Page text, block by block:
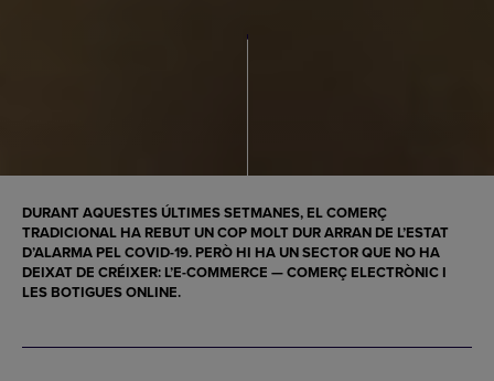
DURANT AQUESTES ÚLTIMES SETMANES, EL COMERÇ
TRADICIONAL HA REBUT UN COP MOLT DUR ARRAN DE L’ESTAT
D’ALARMA PEL COVID-19. PERÒ HI HA UN SECTOR QUE NO HA
DEIXAT DE CRÉIXER: L’E-COMMERCE —COMERÇ ELECTRÒNIC I
LES BOTIGUES ONLINE.